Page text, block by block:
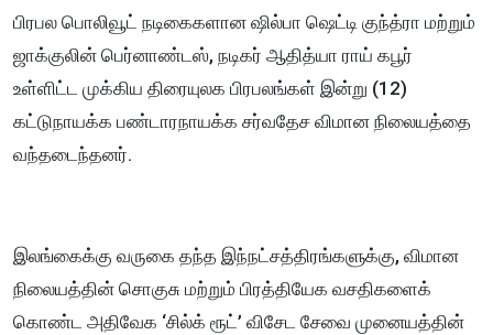
பிரபல பொலிவூட் நடிகைகளான ஷில்பா ஷெட்டி குந்த்ரா மற்றும்
ஜாக்குலின் பெர்னாண்டஸ், நடிகர் ஆதித்யா ராய் கபூர்
உள்ளிட்ட முக்கிய திரையுலக பிரபலங்கள் இன்று (12)
கட்டுநாயக்க பண்டாரநாயக்க சர்வதேச விமான நிலையத்தை
வந்தடைந்தனர்.
இலங்கைக்கு வருகை தந்த இந்நட்சத்திரங்களுக்கு, விமான
நிலையத்தின் சொகுசு மற்றும் பிரத்தியேக வசதிகளைக்
கொண்ட அதிவேக ‘சில்க் ரூட்’ விசேட சேவை முனையத்தின்